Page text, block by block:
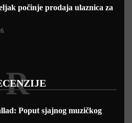
počinje prodaja ulaznica za
R
Poput sjajnog muzičkog